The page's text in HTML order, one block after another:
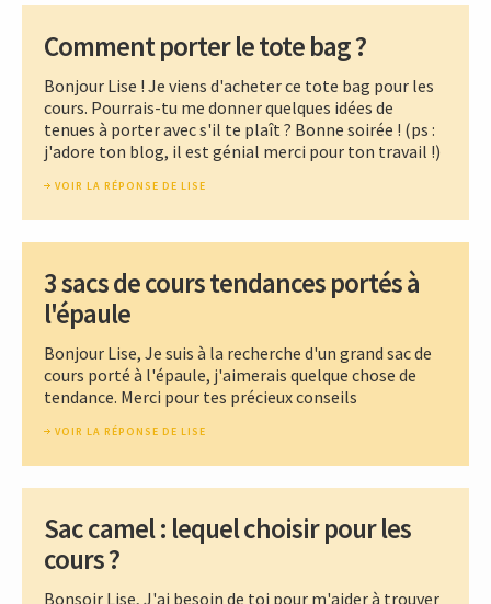
Comment porter le tote bag ?
Bonjour Lise ! Je viens d'acheter ce tote bag pour les
cours. Pourrais-tu me donner quelques idées de
tenues à porter avec s'il te plaît ? Bonne soirée ! (ps :
j'adore ton blog, il est génial merci pour ton travail !)
VOIR LA RÉPONSE DE LISE
3 sacs de cours tendances portés à
l'épaule
Bonjour Lise, Je suis à la recherche d'un grand sac de
cours porté à l'épaule, j'aimerais quelque chose de
tendance. Merci pour tes précieux conseils
VOIR LA RÉPONSE DE LISE
Sac camel : lequel choisir pour les
cours ?
Bonsoir Lise, J'ai besoin de toi pour m'aider à trouver